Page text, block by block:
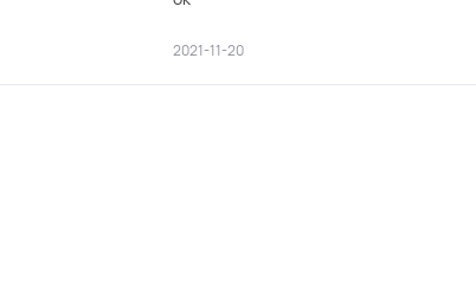
2021-11-20